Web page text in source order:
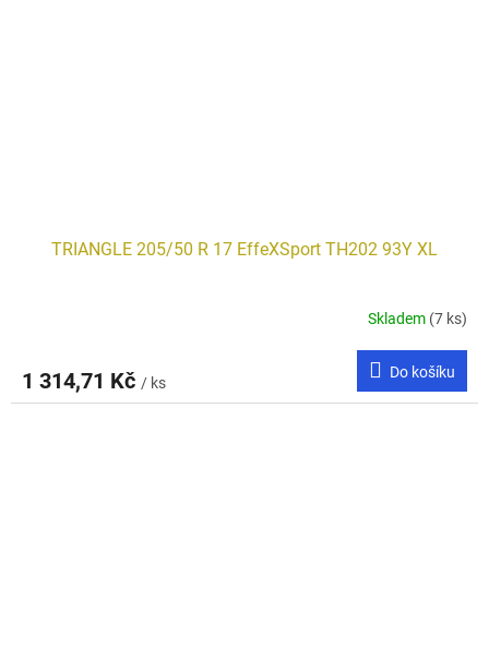
TRIANGLE 205/50 R 17 EffeXSport TH202 93Y XL
Skladem (7 ks)
1 314,71 Kč / ks
Do košíku